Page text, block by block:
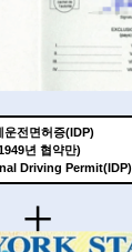
+
운전면허증(IDP)
년 협약만)
Driving Permit(IDP)